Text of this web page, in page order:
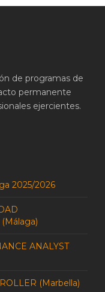
de programas de
permanente
ejercientes.
2025/2026
ANALYST
(Marbella)